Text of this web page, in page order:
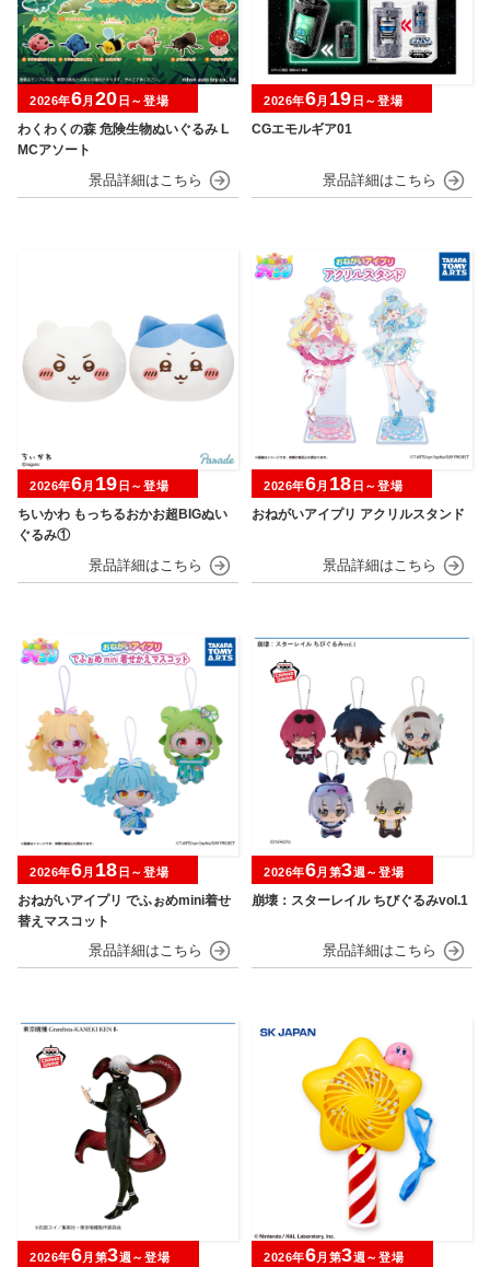
わくわくの森 危険生物ぬいぐるみ L
MCアソート
2026年6月 20 日～登場
CGエモルギア01
2026年6月 19 日～登場
ちいかわ もっちるおかお超BIGぬい
ぐるみ①
2026年6月 19 日～登場
おねがいアイプリ アクリルスタンド
2026年6月 18 日～登場
おねがいアイプリ でふぉめmini着せ
替えマスコット
2026年6月 18 日～登場
崩壊：スターレイル ちびぐるみvol.1
2026年6月第3週～登場
2026年6月第3週～登場 2026年6月第3週～登場